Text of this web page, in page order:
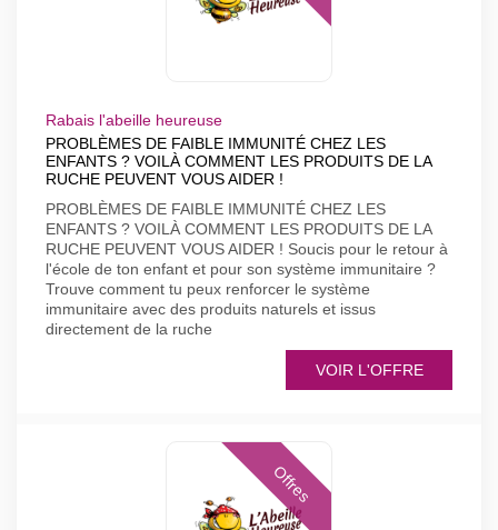
Rabais l'abeille heureuse
PROBLÈMES DE FAIBLE IMMUNITÉ CHEZ LES
ENFANTS ? VOILÀ COMMENT LES PRODUITS DE LA
RUCHE PEUVENT VOUS AIDER !
PROBLÈMES DE FAIBLE IMMUNITÉ CHEZ LES
ENFANTS ? VOILÀ COMMENT LES PRODUITS DE LA
RUCHE PEUVENT VOUS AIDER ! Soucis pour le retour à
l'école de ton enfant et pour son système immunitaire ?
Trouve comment tu peux renforcer le système
immunitaire avec des produits naturels et issus
directement de la ruche
VOIR L'OFFRE
Offres